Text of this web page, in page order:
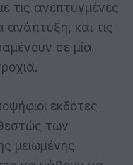
τις ανεπτυγμένες
και τις
σε μία
εκδότες
των
μειωμένης